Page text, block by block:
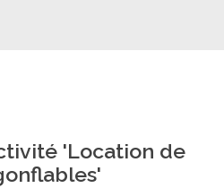
'Location de